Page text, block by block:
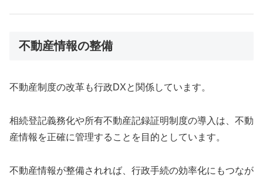
不動産情報の整備
不動産制度の改革も行政DXと関係しています。
相続登記義務化や所有不動産記録証明制度の導入は、不動
産情報を正確に管理することを目的としています。
不動産情報が整備されれば、行政手続の効率化にもつなが